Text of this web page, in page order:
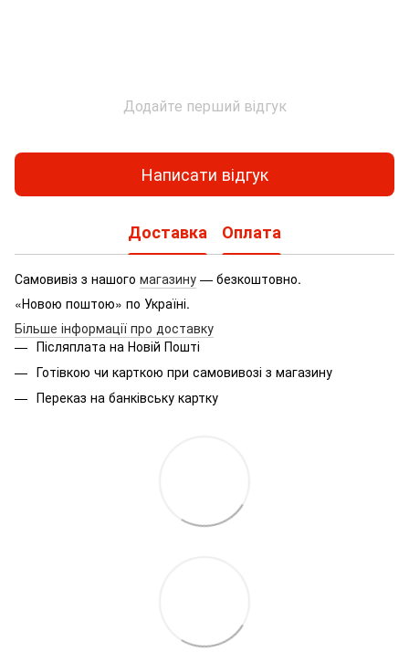
Додайте перший відгук
Написати відгук
Доставка Оплата
Самовивіз з нашого магазину — безкоштовно.
«Новою поштою» по Україні.
Більше інформації про доставку
Післяплата на Новій Пошті
Готівкою чи карткою при самовивозі з магазину
Переказ на банківську картку